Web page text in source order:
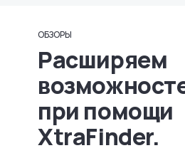
ОБЗОРЫ
Расширяем
при помощи
XtraFinder.